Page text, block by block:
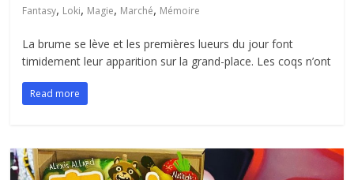
Fantasy, Loki, Magie, Marché, Mémoire
La brume se lève et les premières lueurs du jour font
timidement leur apparition sur la grand-place. Les coqs n’ont
Read more